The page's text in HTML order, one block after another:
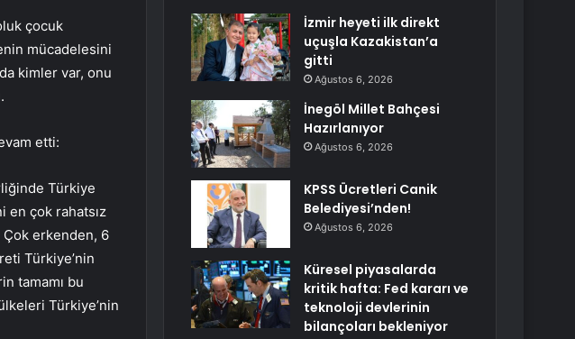
çocuk
mücadelesini
kimler var, onu
etti:
Türkiye
en çok rahatsız
Çok erkenden, 6
Türkiye’nin
tamamı bu
Türkiye’nin
İzmir heyeti ilk direkt
uçuşla Kazakistan’a
gitti
Ağustos 6, 2026
İnegöl Millet Bahçesi
Hazırlanıyor
Ağustos 6, 2026
KPSS Ücretleri Canik
Belediyesi’nden!
Ağustos 6, 2026
Küresel piyasalarda
kritik hafta: Fed kararı ve
teknoloji devlerinin
bilançoları bekleniyor